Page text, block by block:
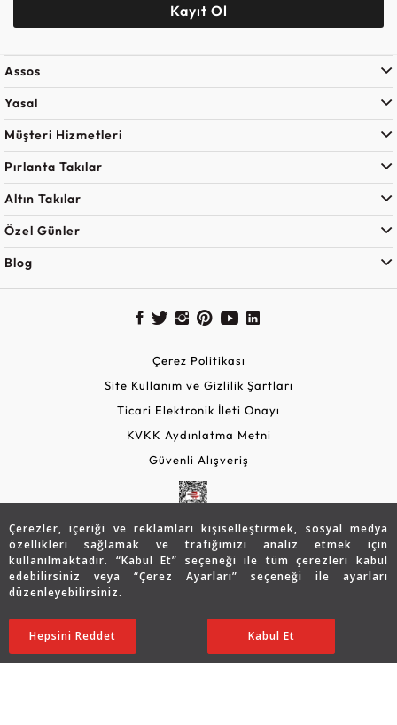
Çerezler, içeriği ve reklamları kişiselleştirmek, sosyal medya
özellikleri sağlamak ve trafiğimizi analiz etmek için
kullanılmaktadır. “Kabul Et” seçeneği ile tüm çerezleri kabul
edebilirsiniz veya “Çerez Ayarları” seçeneği ile ayarları
düzenleyebilirsiniz.
Ayarları Düzenle
Hepsini Reddet Kabul Et
Kayıt Ol
Assos
Yasal
Müşteri Hizmetleri
Pırlanta Takılar
Altın Takılar
Özel Günler
Blog
Çerez Politikası
Site Kullanım ve Gizlilik Şartları
Ticari Elektronik İleti Onayı
KVKK Aydınlatma Metni
Güvenli Alışveriş
Copyright © 2026 Assos Pırlanta - Bu sitenin tüm hakları